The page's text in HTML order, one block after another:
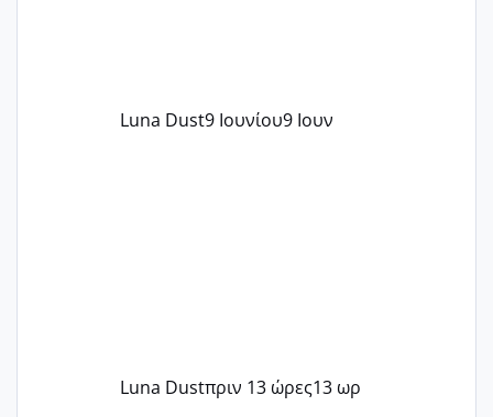
Luna Dust9 Ιουνίου9 Ιουν
Luna Dustπριν 13 ώρες13 ωρ